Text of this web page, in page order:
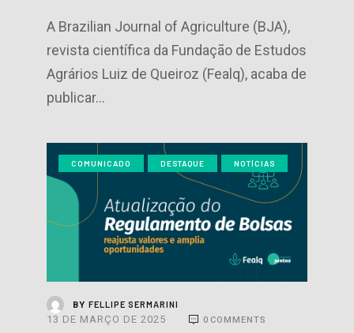
A Brazilian Journal of Agriculture (BJA),
revista científica da Fundação de Estudos
Agrários Luiz de Queiroz (Fealq), acaba de
publicar…
COMUNICADO DESTAQUE NOTÍCIAS
BY FELLIPE SERMARINI
13 DE MARÇO DE 2025 0 COMMENTS